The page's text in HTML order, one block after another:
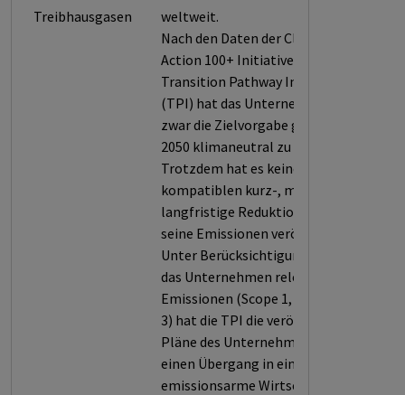
Treibhausgasen
weltweit.
Nach den Daten der Climate
Action 100+ Initiative bzw. der
Transition Pathway Initiative
(TPI) hat das Unternehmen sich
zwar die Zielvorgabe gegeben, bis
2050 klimaneutral zu sein.
Trotzdem hat es keine Paris-
kompatiblen kurz-, mittel- oder
langfristige Reduktionsziele für
seine Emissionen veröffentlicht.
Unter Berücksichtigung der für
das Unternehmen relevanten
Emissionen (Scope 1, 2 und/oder
3) hat die TPI die veröffentlichten
Pläne des Unternehmens für
einen Übergang in eine
emissionsarme Wirtschaft